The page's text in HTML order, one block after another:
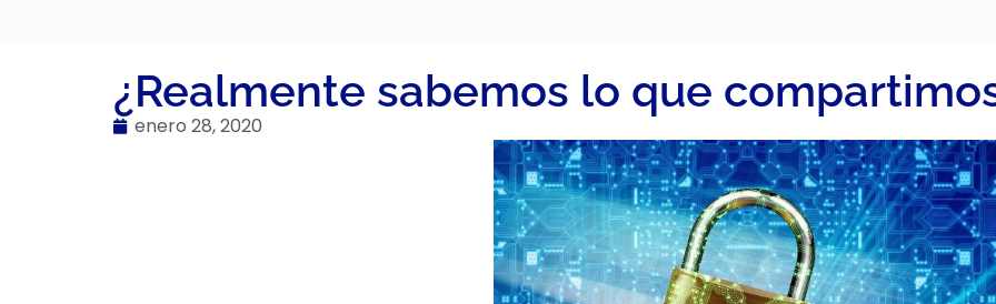
¿Realmente sabemos lo que
enero 28, 2020